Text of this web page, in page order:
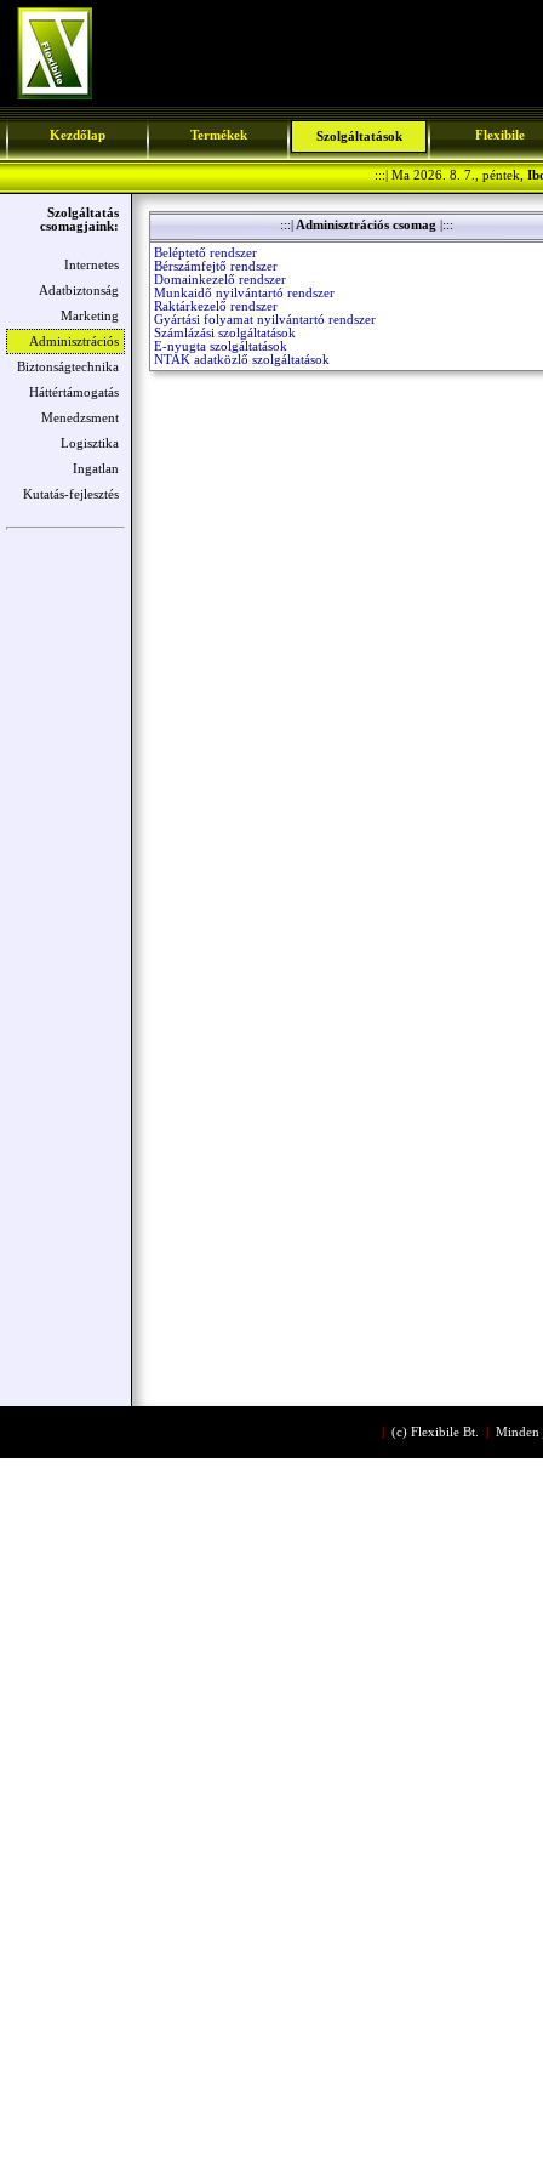
Kezdőlap Termékek Szolgáltatások Flexibile
:::| Ma 2026. 8. 7., péntek,
Szolgáltatás
csomagjaink:
Internetes
Adatbiztonság
Marketing
Adminisztrációs
Biztonságtechnika
Háttértámogatás
Menedzsment
Logisztika
Ingatlan
Kutatás-fejlesztés
:::| Adminisztrációs csomag |:::
Beléptető rendszer
Bérszámfejtő rendszer
Domainkezelő rendszer
Munkaidő nyilvántartó rendszer
Raktárkezelő rendszer
Gyártási folyamat nyilvántartó rendszer
Számlázási szolgáltatások
E-nyugta szolgáltatások
NTAK adatközlő szolgáltatások
(c) Flexibile Bt. Minden